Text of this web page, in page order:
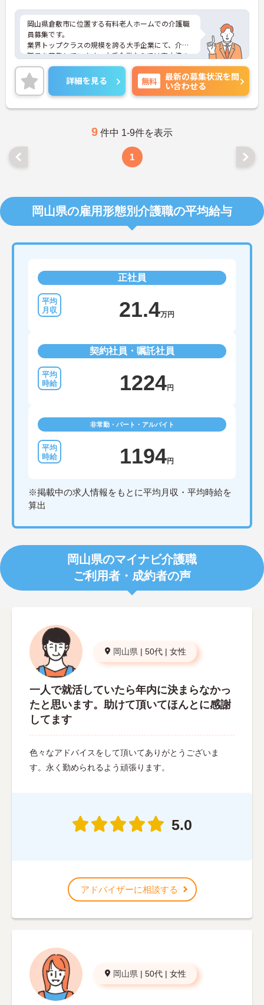
岡山県倉敷市に位置する有料老人ホームでの介護職
員募集です。
業界トップクラスの規模を誇る大手企業にて、介護
職員を募集しています。大手企業ならでは高水準の
待遇、充実した福利厚生が魅力です。ご興味ある方
には、面接対策ポイントなど、さらに詳細をお話し
いたしますのでお気軽にご相談ください。
詳細を見る 無料
最新の募集状況を問
い合わせる
9 件中 1-9件を表示
1
岡山県の雇用形態別介護職の平均給与
正社員
21.4万円
契約社員・嘱託社員
1224円
非常勤・パート・アルバイト
1194円
※掲載中の求人情報をもとに平均月収・平均時給を
算出
岡山県のマイナビ介護職
ご利用者・成約者の声
岡山県 | 50代 | 女性
一人で就活していたら年内に決まらなかっ
たと思います。助けて頂いてほんとに感謝
してます
色々なアドバイスをして頂いてありがとうございま
す。永く勤められるよう頑張ります。
5.0
アドバイザーに相談する
岡山県 | 50代 | 女性